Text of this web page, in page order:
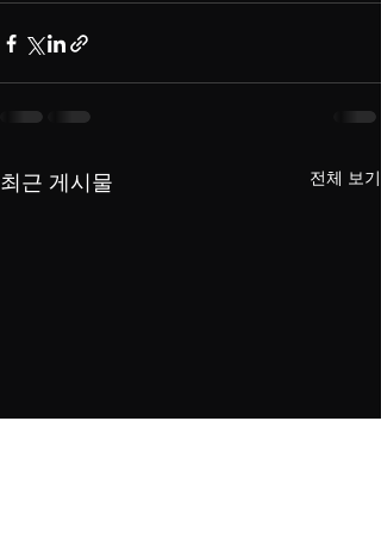
최근 게시물 전체 보기